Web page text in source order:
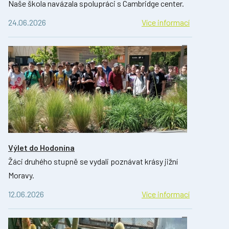
Naše škola navázala spolupráci s Cambridge center.
24.06.2026
Více informací
Výlet do Hodonína
Žáci druhého stupně se vydali poznávat krásy jižní
Moravy.
12.06.2026
Více informací